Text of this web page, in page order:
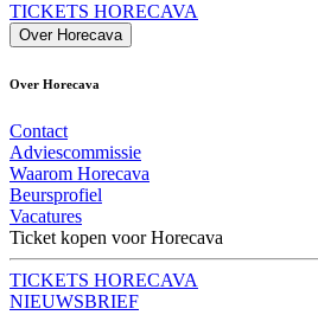
TICKETS HORECAVA
Over Horecava
Over Horecava
Contact
Adviescommissie
Waarom Horecava
Beursprofiel
Vacatures
Ticket kopen voor Horecava
TICKETS HORECAVA
NIEUWSBRIEF